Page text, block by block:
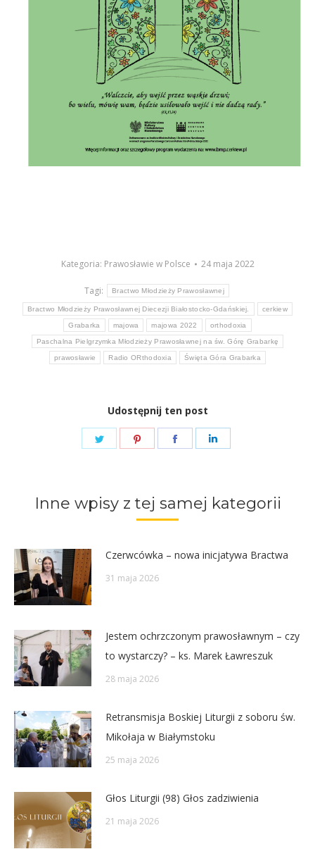
Kategoria: Prawosławie w Polsce 24 maja 2022
Tagi: Bractwo Młodzieży Prawosławnej
Bractwo Młodzieży Prawosławnej Diecezji Białostocko-Gdańskiej. cerkiew
Grabarka majowa majowa 2022 orthodoxia
Paschalna Pielgrzymka Młodzieży Prawosławnej na św. Górę Grabarkę
prawosławie Radio ORthodoxia Święta Góra Grabarka
Udostępnij ten post
Share
Share
Share
Inne wpisy z tej samej kategorii
Czerwcówka – nowa inicjatywa Bractwa
31 maja 2026
Jestem ochrzczonym prawosławnym – czy
to wystarczy? – ks. Marek Ławreszuk
28 maja 2026
Retransmisja Boskiej Liturgii z soboru św.
Mikołaja w Białymstoku
25 maja 2026
Głos Liturgii (98) Głos zadziwienia
21 maja 2026